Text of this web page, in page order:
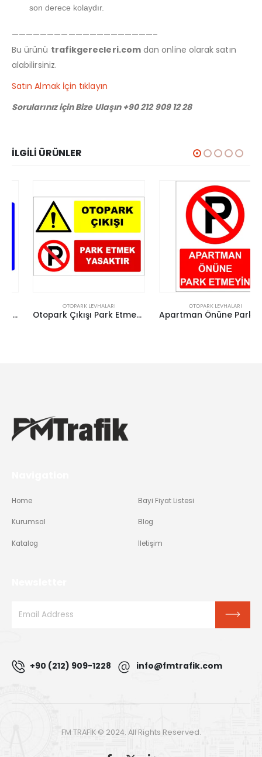
son derece kolaydır.
————————————————————–
Bu ürünü trafikgerecleri.comdan online olarak satın
alabilirsiniz.
Satın Almak İçin tıklayın
Sorularınız için Bize Ulaşın +90 212 909 12 28
İLGILI ÜRÜNLER
OTOPARK LEVHALARI
Otopark Çıkışı Park Etmek Yasaktır Levhası
OTOPARK LEVHALARI
Apartman Önüne Park Etmeyin Levhası Uyarı Park Yasağı
Home
Kurumsal
Katalog
Bayi Fiyat Listesi
Blog
İletişim
+90 (212) 909-1228 info@fmtrafik.com
FM TRAFİK © 2024. All Rights Reserved.